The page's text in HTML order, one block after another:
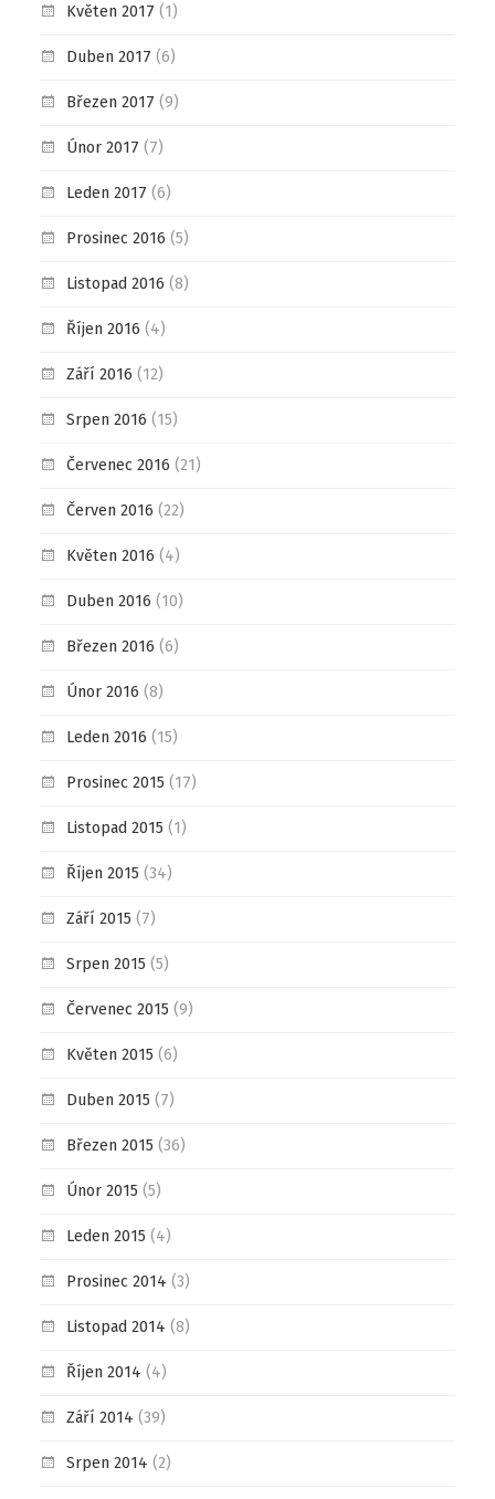
Květen 2017 (1)
Duben 2017 (6)
Březen 2017 (9)
Únor 2017 (7)
Leden 2017 (6)
Prosinec 2016 (5)
Listopad 2016 (8)
Říjen 2016 (4)
Září 2016 (12)
Srpen 2016 (15)
Červenec 2016 (21)
Červen 2016 (22)
Květen 2016 (4)
Duben 2016 (10)
Březen 2016 (6)
Únor 2016 (8)
Leden 2016 (15)
Prosinec 2015 (17)
Listopad 2015 (1)
Říjen 2015 (34)
Září 2015 (7)
Srpen 2015 (5)
Červenec 2015 (9)
Květen 2015 (6)
Duben 2015 (7)
Březen 2015 (36)
Únor 2015 (5)
Leden 2015 (4)
Prosinec 2014 (3)
Listopad 2014 (8)
Říjen 2014 (4)
Září 2014 (39)
Srpen 2014 (2)